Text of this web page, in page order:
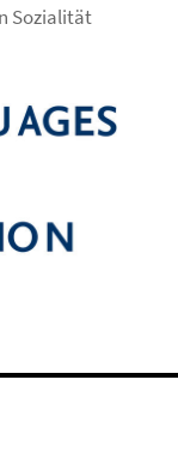
Sozialität